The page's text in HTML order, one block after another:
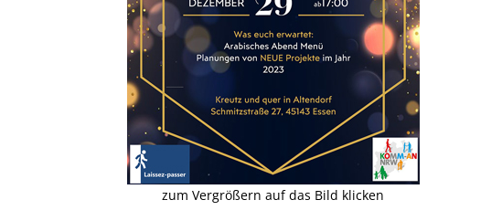
zum Vergrößern auf das Bild klicken